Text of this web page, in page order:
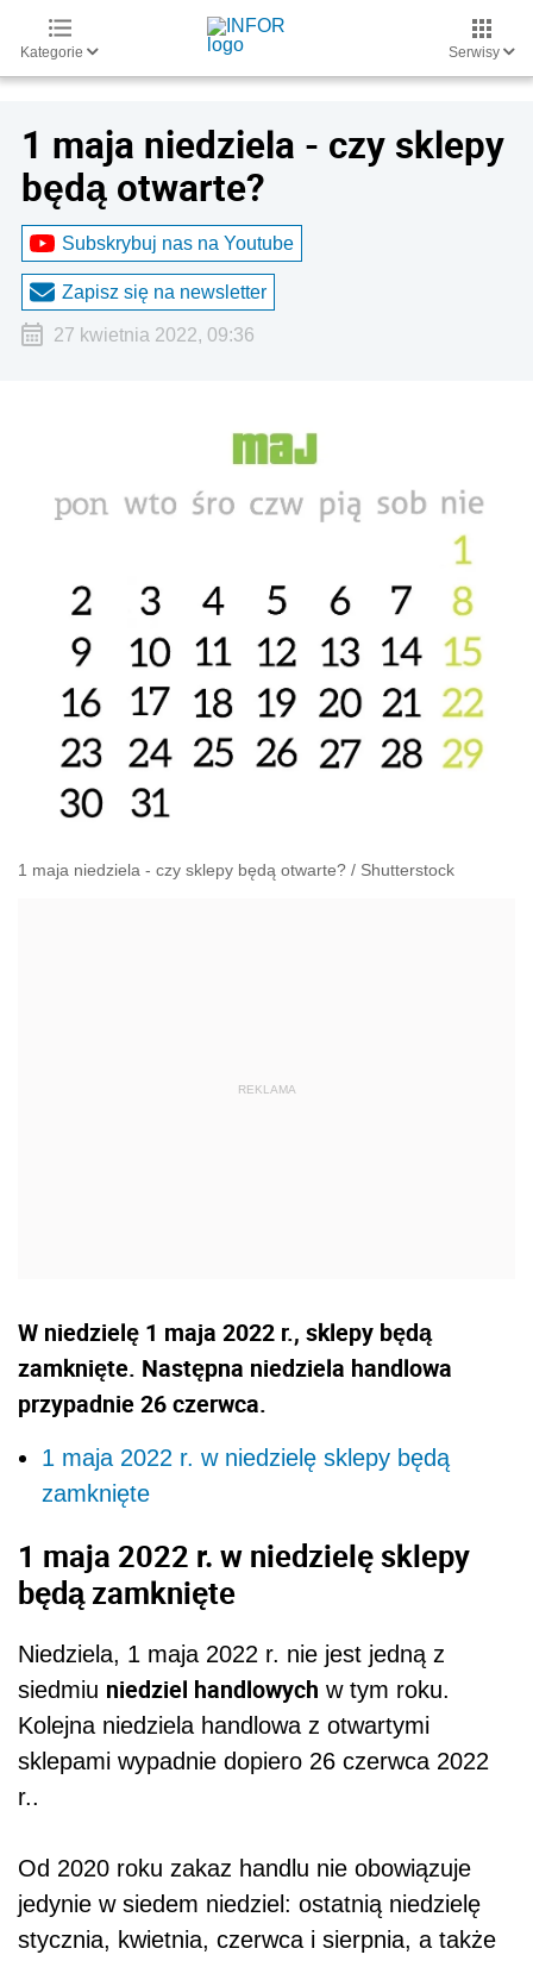
Kategorie Serwisy
1 maja niedziela - czy sklepy
będą otwarte?
Subskrybuj nas na Youtube
Zapisz się na newsletter
27 kwietnia 2022, 09:36
1 maja niedziela - czy sklepy będą otwarte? / Shutterstock
W niedzielę 1 maja 2022 r., sklepy będą
zamknięte. Następna niedziela handlowa
przypadnie 26 czerwca.
1 maja 2022 r. w niedzielę sklepy będą
zamknięte
1 maja 2022 r. w niedzielę sklepy
będą zamknięte
Niedziela, 1 maja 2022 r. nie jest jedną z
siedmiu niedziel handlowych w tym roku.
Kolejna niedziela handlowa z otwartymi
sklepami wypadnie dopiero 26 czerwca 2022
r..
Od 2020 roku zakaz handlu nie obowiązuje
jedynie w siedem niedziel: ostatnią niedzielę
stycznia, kwietnia, czerwca i sierpnia, a także